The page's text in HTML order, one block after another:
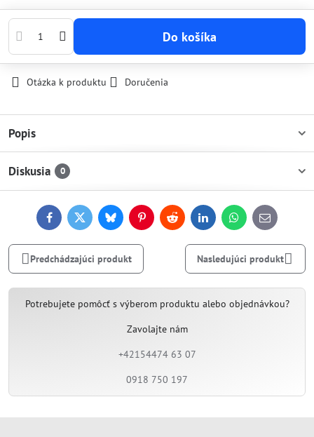
Do košíka
Otázka k produktu Doručenia
Popis
Diskusia 0
FacebookTwitterBlueskyPinterestReddit LinkedInWhatsApp
E-
mail
Predchádzajúci produkt Nasledujúci produkt
Potrebujete pomôcť s výberom produktu alebo objednávkou?
Zavolajte nám
+42154474 63 07
0918 750 197